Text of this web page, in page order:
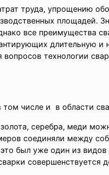
труда, упрощению
площадей.
все преимущества
длительную и
технологии
том числе и в области
серебра, меди
соединяли между
был уже один из
совершенствуется